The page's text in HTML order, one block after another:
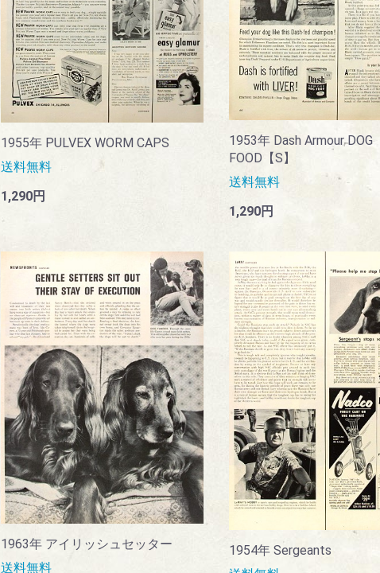
1955年 PULVEX WORM CAPS
送料無料
1,290円
1953年 Dash Armour DOG
FOOD【S】
送料無料
1,290円
1963年 アイリッシュセッター
送料無料
1954年 Sergeants